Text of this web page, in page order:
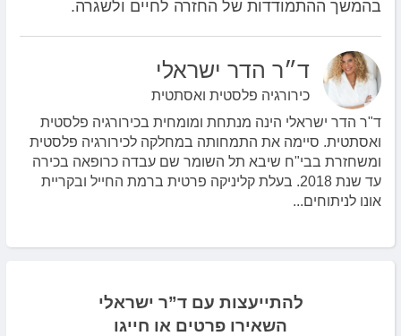
בהמשך ההתמודדות של החזרה לחיים ולשגרה.
ד״ר הדר ישראלי
כירורגיה פלסטית ואסתטית
ד"ר הדר ישראלי הינה מנתחת ומומחית בכירורגיה פלסטית
ואסתטית. סיימה את התמחותה במחלקה לכירורגיה פלסטית
ומשחזרת בבי"ח שיבא תל השומר שם עבדה כרופאה בכירה
עד שנת 2018. בעלת קליניקה פרטית ברמת החייל ובקריית
אונו לניתוחים...
להתייעצות עם ד”ר ישראלי
השאירו פרטים או חייגו